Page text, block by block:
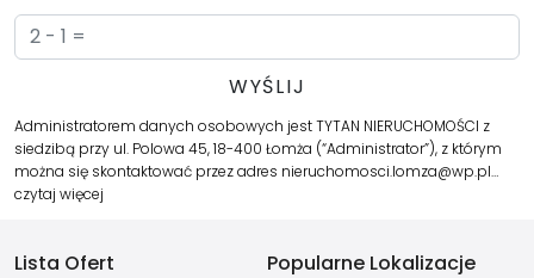
Administratorem danych osobowych jest TYTAN NIERUCHOMOŚCI z
siedzibą przy ul. Polowa 45, 18-400 Łomża (“Administrator”), z którym
można się skontaktować przez adres nieruchomosci.lomza@wp.pl…
czytaj więcej
Lista Ofert
Popularne Lokalizacje